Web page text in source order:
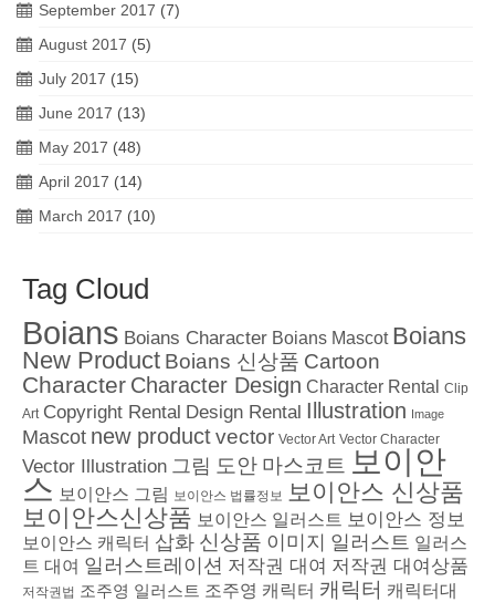
September 2017 (7)
August 2017 (5)
July 2017 (15)
June 2017 (13)
May 2017 (48)
April 2017 (14)
March 2017 (10)
Tag Cloud
Boians Boians Character Boians Mascot Boians
New Product Boians 신상품 Cartoon
Character Character Design Character Rental
Clip
Art Copyright Rental Design Rental Illustration Image
Mascot new productvector Vector Art Vector Character
Vector Illustration 그림 도안 마스코트 보이안
스 보이안스 그림 보이안스 법률정보 보이안스 신상품
보이안스신상품 보이안스 일러스트 보이안스 정보
보이안스 캐릭터 삽화 신상품 이미지 일러스트 일러스
트 대여 일러스트레이션 저작권 대여 저작권 대여상품
저작권법 조주영 일러스트 조주영 캐릭터 캐릭터 캐릭터대